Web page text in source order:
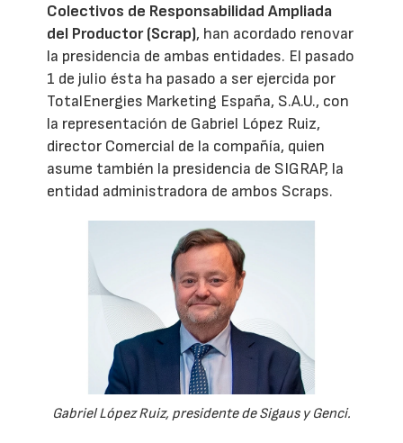
Colectivos de Responsabilidad Ampliada
del Productor (Scrap), han acordado renovar
la presidencia de ambas entidades. El pasado
1 de julio ésta ha pasado a ser ejercida por
TotalEnergies Marketing España, S.A.U., con
la representación de Gabriel López Ruiz,
director Comercial de la compañía, quien
asume también la presidencia de SIGRAP, la
entidad administradora de ambos Scraps.
Gabriel López Ruiz, presidente de Sigaus y Genci.